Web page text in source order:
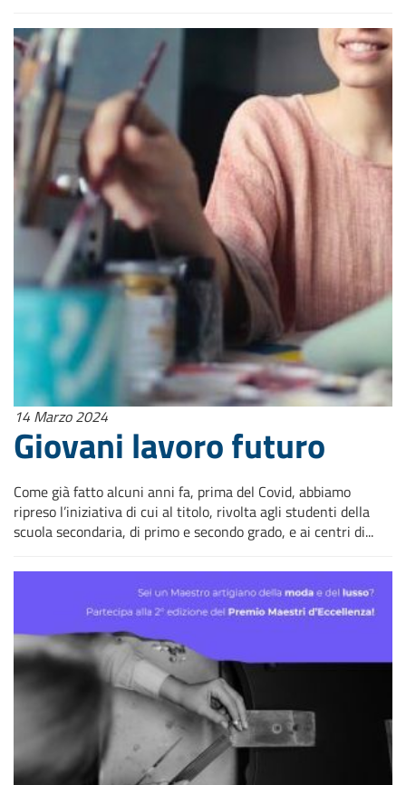
14 Marzo 2024
Giovani lavoro futuro
Come già fatto alcuni anni fa, prima del Covid, abbiamo
ripreso l’iniziativa di cui al titolo, rivolta agli studenti della
scuola secondaria, di primo e secondo grado, e ai centri di...